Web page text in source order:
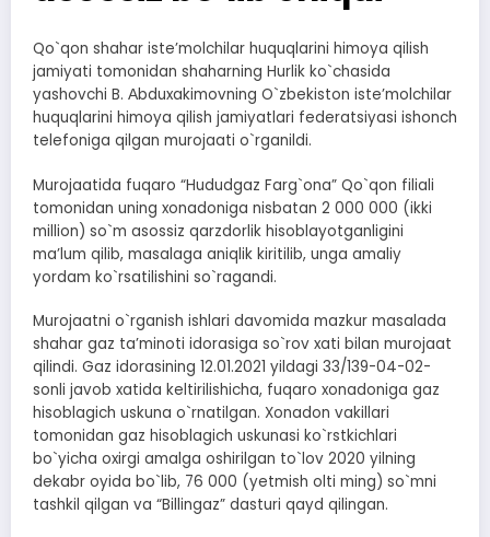
Qo`qon shahar isteʼmolchilar huquqlarini himoya qilish
jamiyati tomonidan shaharning Hurlik ko`chasida
yashovchi B. Аbduxakimovning O`zbekiston isteʼmolchilar
huquqlarini himoya qilish jamiyatlari federatsiyasi ishonch
telefoniga qilgan murojaati o`rganildi.
Murojaatida fuqaro “Hududgaz Farg`ona” Qo`qon filiali
tomonidan uning xonadoniga nisbatan 2 000 000 (ikki
million) so`m asossiz qarzdorlik hisoblayotganligini
maʼlum qilib, masalaga aniqlik kiritilib, unga amaliy
yordam ko`rsatilishini so`ragandi.
Murojaatni o`rganish ishlari davomida mazkur masalada
shahar gaz taʼminoti idorasiga so`rov xati bilan murojaat
qilindi. Gaz idorasining 12.01.2021 yildagi 33/139-04-02-
sonli javob xatida keltirilishicha, fuqaro xonadoniga gaz
hisoblagich uskuna o`rnatilgan. Xonadon vakillari
tomonidan gaz hisoblagich uskunasi ko`rstkichlari
bo`yicha oxirgi amalga oshirilgan to`lov 2020 yilning
dekabr oyida bo`lib, 76 000 (yetmish olti ming) so`mni
tashkil qilgan va “Billingaz” dasturi qayd qilingan.